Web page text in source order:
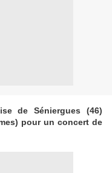
de Séniergues (46)
pour un concert de